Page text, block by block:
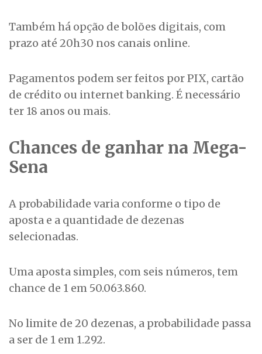
Também há opção de bolões digitais, com
prazo até 20h30 nos canais online.
Pagamentos podem ser feitos por PIX, cartão
de crédito ou internet banking. É necessário
ter 18 anos ou mais.
Chances de ganhar na Mega-
Sena
A probabilidade varia conforme o tipo de
aposta e a quantidade de dezenas
selecionadas.
Uma aposta simples, com seis números, tem
chance de 1 em 50.063.860.
No limite de 20 dezenas, a probabilidade passa
a ser de 1 em 1.292.